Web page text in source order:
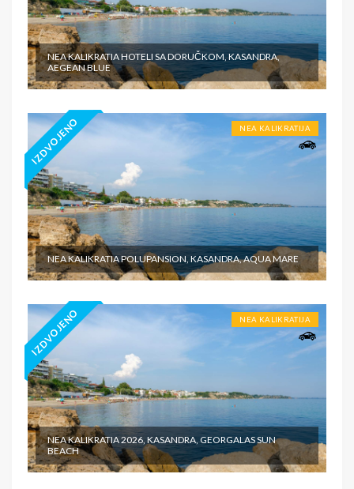
NEA KALIKRATIA HOTELI SA DORUČKOM, KASANDRA,
AEGEAN BLUE
IZDVOJENO NEA KALIKRATIJA
NEA KALIKRATIA POLUPANSION, KASANDRA, AQUA MARE
IZDVOJENO NEA KALIKRATIJA
NEA KALIKRATIA 2026, KASANDRA, GEORGALAS SUN
BEACH